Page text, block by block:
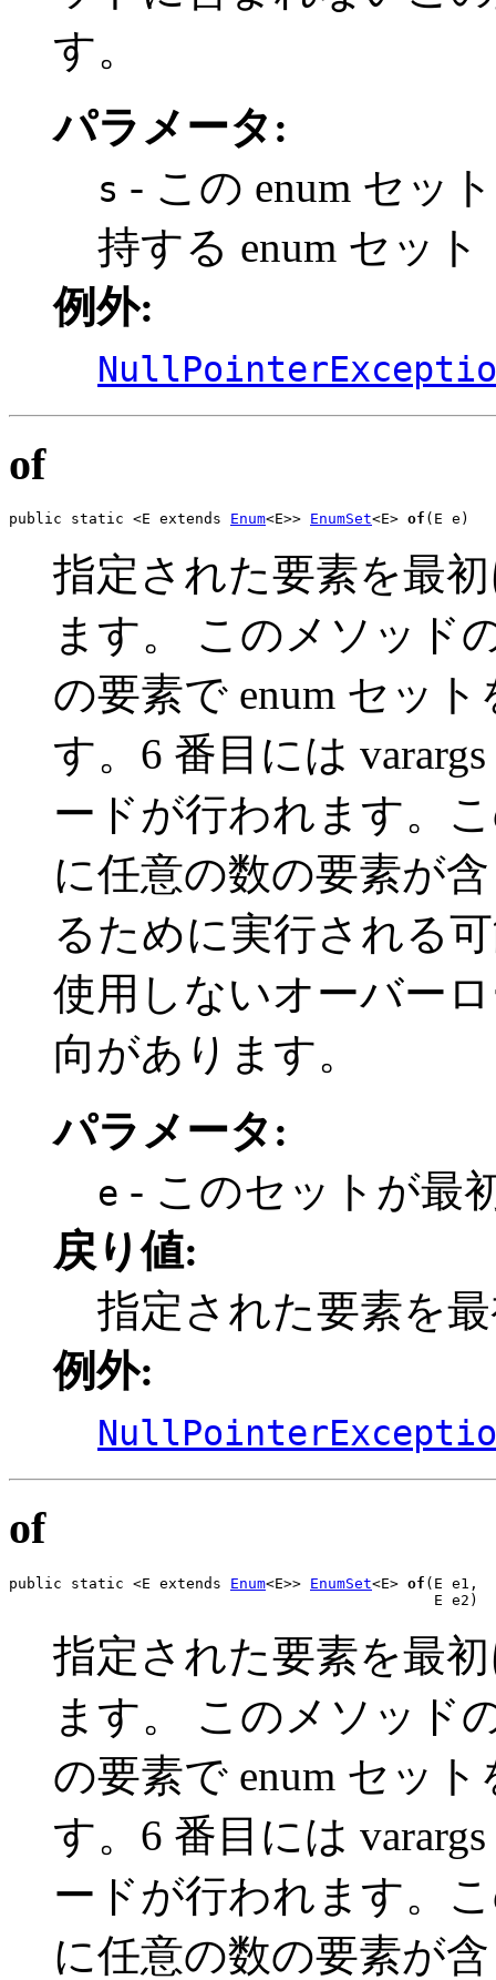
す。
パラメータ:
s - この enum セッ
持する enum セット
例外:
of
public static <E extends Enum<E>> EnumSet<E> of (E e)
指定された要素を最
ます。 このメソッド
の要素で enum セッ
す。6 番目には
ードが行われます。
に任意の数の要素が
るために実行される
使用しないオーバー
向があります。
パラメータ:
e - このセットが最
戻り値:
指定された要素を
例外:
of
public static <E extends Enum<E>> EnumSet<E> of (E e1,
                                                E e2)
指定された要素を最
ます。 このメソッド
の要素で enum セッ
す。6 番目には
ードが行われます。
に任意の数の要素が